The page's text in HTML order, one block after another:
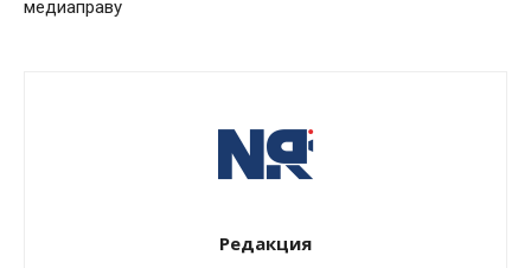
медиаправу
Редакция